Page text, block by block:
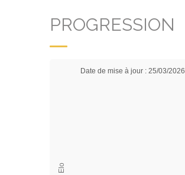
PROGRESSION
Elo
Date de mise à jour : 25/03/2026